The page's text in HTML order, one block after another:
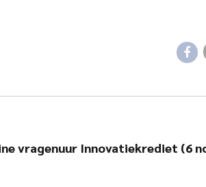
vragenuur Innovatiekrediet (6